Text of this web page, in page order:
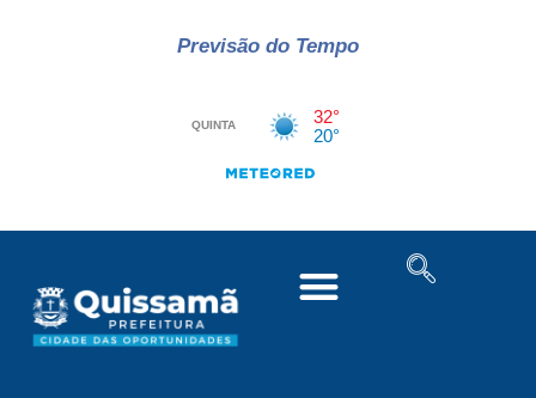
Previsão do Tempo